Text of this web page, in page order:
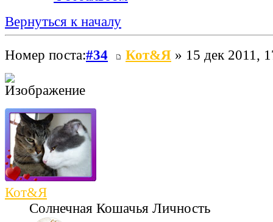
Вернуться к началу
Номер поста:#34 Кот&Я » 15 дек 2011,
Кот&Я
Солнечная Кошачья Личность